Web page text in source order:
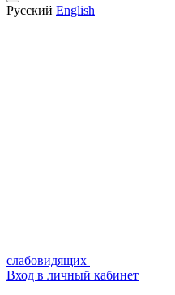
Русский English
слабовидящих
Вход в личный кабинет